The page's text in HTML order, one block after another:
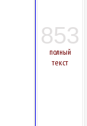
853
полный
текст